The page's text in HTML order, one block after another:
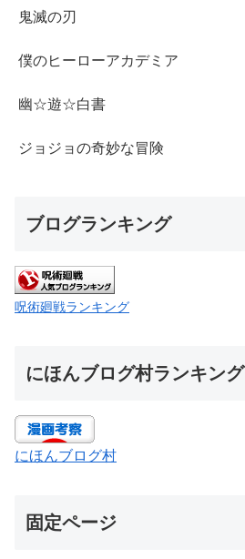
鬼滅の刃
僕のヒーローアカデミア
幽☆遊☆白書
ジョジョの奇妙な冒険
ブログランキング
呪術廻戦ランキング
にほんブログ村ランキング
にほんブログ村
固定ページ